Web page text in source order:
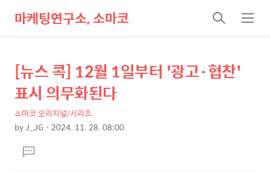
마케팅연구소, 소마코
검
색
메
뉴
상
세
컨
텐
본
문
제
목
[뉴스 콕] 12월 1일부터 '광고·협찬'
표시 의무화된다
소마코 오리지널/시리즈
byJ_JG 2024. 11. 28. 08:00
문댓
글